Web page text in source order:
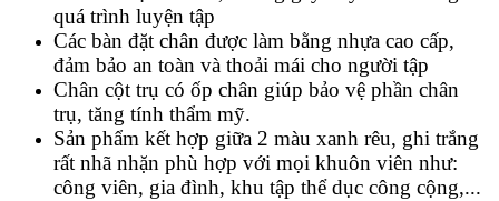
quá trình luyện tập
Các bàn đặt chân được làm bằng nhựa cao cấp,
đảm bảo an toàn và thoải mái cho người tập
Chân cột trụ có ốp chân giúp bảo vệ phần chân
trụ, tăng tính thẩm mỹ.
Sản phẩm kết hợp giữa 2 màu xanh rêu, ghi trắng
rất nhã nhặn phù hợp với mọi khuôn viên như:
công viên, gia đình, khu tập thể dục công cộng,...